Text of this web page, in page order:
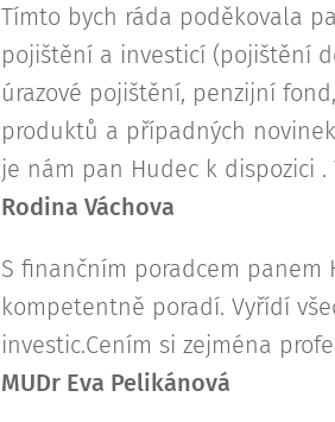
Tímto bych ráda poděkovala
pojištění a investicí (pojištění
úrazové pojištění, penzijní
produktů a případných
je nám pan Hudec k dispozici
Rodina Váchova
S finančním poradcem panem
kompetentně poradí. Vyřídí
investic.Cením si zejména
MUDr Eva Pelikánová